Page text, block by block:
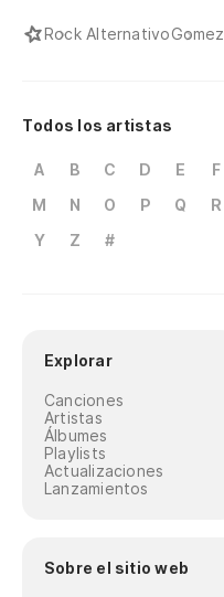
Rock AlternativoGomez
Todos los artistas
A B C D E F
M
N O P Q R
Y
Z #
Explorar
Canciones
Artistas
Álbumes
Playlists
Actualizaciones
Lanzamientos
Sobre el sitio web